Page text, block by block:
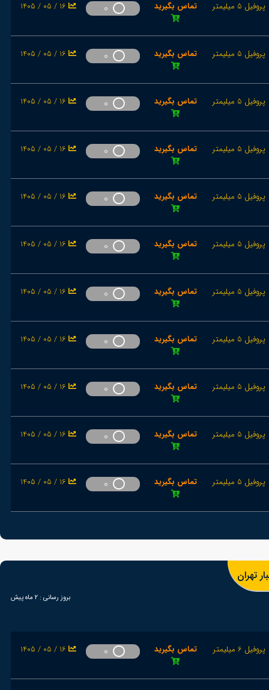
پروفیل 5 میلیمتر تماس بگیرید 1405 / 05 / 16
پروفیل 5 میلیمتر تماس بگیرید 1405 / 05 / 16
پروفیل 5 میلیمتر تماس بگیرید 1405 / 05 / 16
پروفیل 5 میلیمتر تماس بگیرید 1405 / 05 / 16
پروفیل 5 میلیمتر تماس بگیرید 1405 / 05 / 16
پروفیل 5 میلیمتر تماس بگیرید 1405 / 05 / 16
پروفیل 5 میلیمتر تماس بگیرید 1405 / 05 / 16
پروفیل 5 میلیمتر تماس بگیرید 1405 / 05 / 16
پروفیل 5 میلیمتر تماس بگیرید 1405 / 05 / 16
پروفیل 5 میلیمتر تماس بگیرید 1405 / 05 / 16
پروفیل 5 میلیمتر تماس بگیرید 1405 / 05 / 16
تهران
بروز رسانی : 2 ماه پیش
پروفیل 6 میلیمتر تماس بگیرید 1405 / 05 / 16